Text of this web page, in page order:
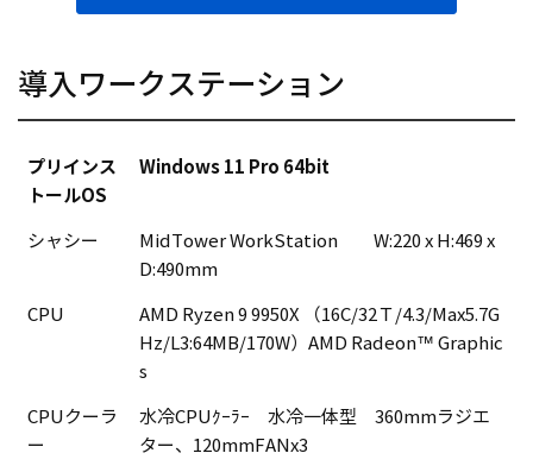
導入ワークステーション
プリインス
トールOS
Windows 11 Pro 64bit
シャシー
MidTower WorkStation W:220 x H:469 x
D:490mm
CPU
AMD Ryzen 9 9950X （16C/32Ｔ/4.3/Max5.7G
Hz/L3:64MB/170W）AMD Radeon™ Graphic
s
CPUクーラ
ー
水冷CPUｸｰﾗｰ 水冷一体型 360mmラジエ
ター、120mmFANx3